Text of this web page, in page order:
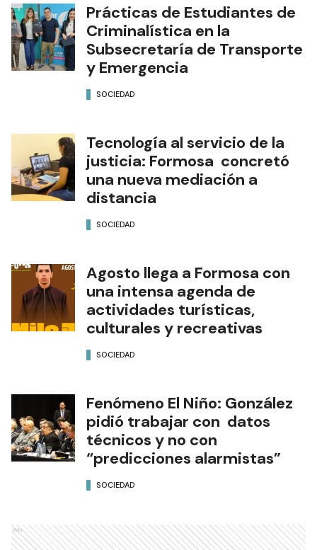
Prácticas de Estudiantes de
Criminalística en la
Subsecretaría de Transporte
y Emergencia
SOCIEDAD
Tecnología al servicio de la
justicia: Formosa concretó
una nueva mediación a
distancia
SOCIEDAD
Agosto llega a Formosa con
una intensa agenda de
actividades turísticas,
culturales y recreativas
SOCIEDAD
Fenómeno El Niño: González
pidió trabajar con datos
técnicos y no con
“predicciones alarmistas”
SOCIEDAD
Ads